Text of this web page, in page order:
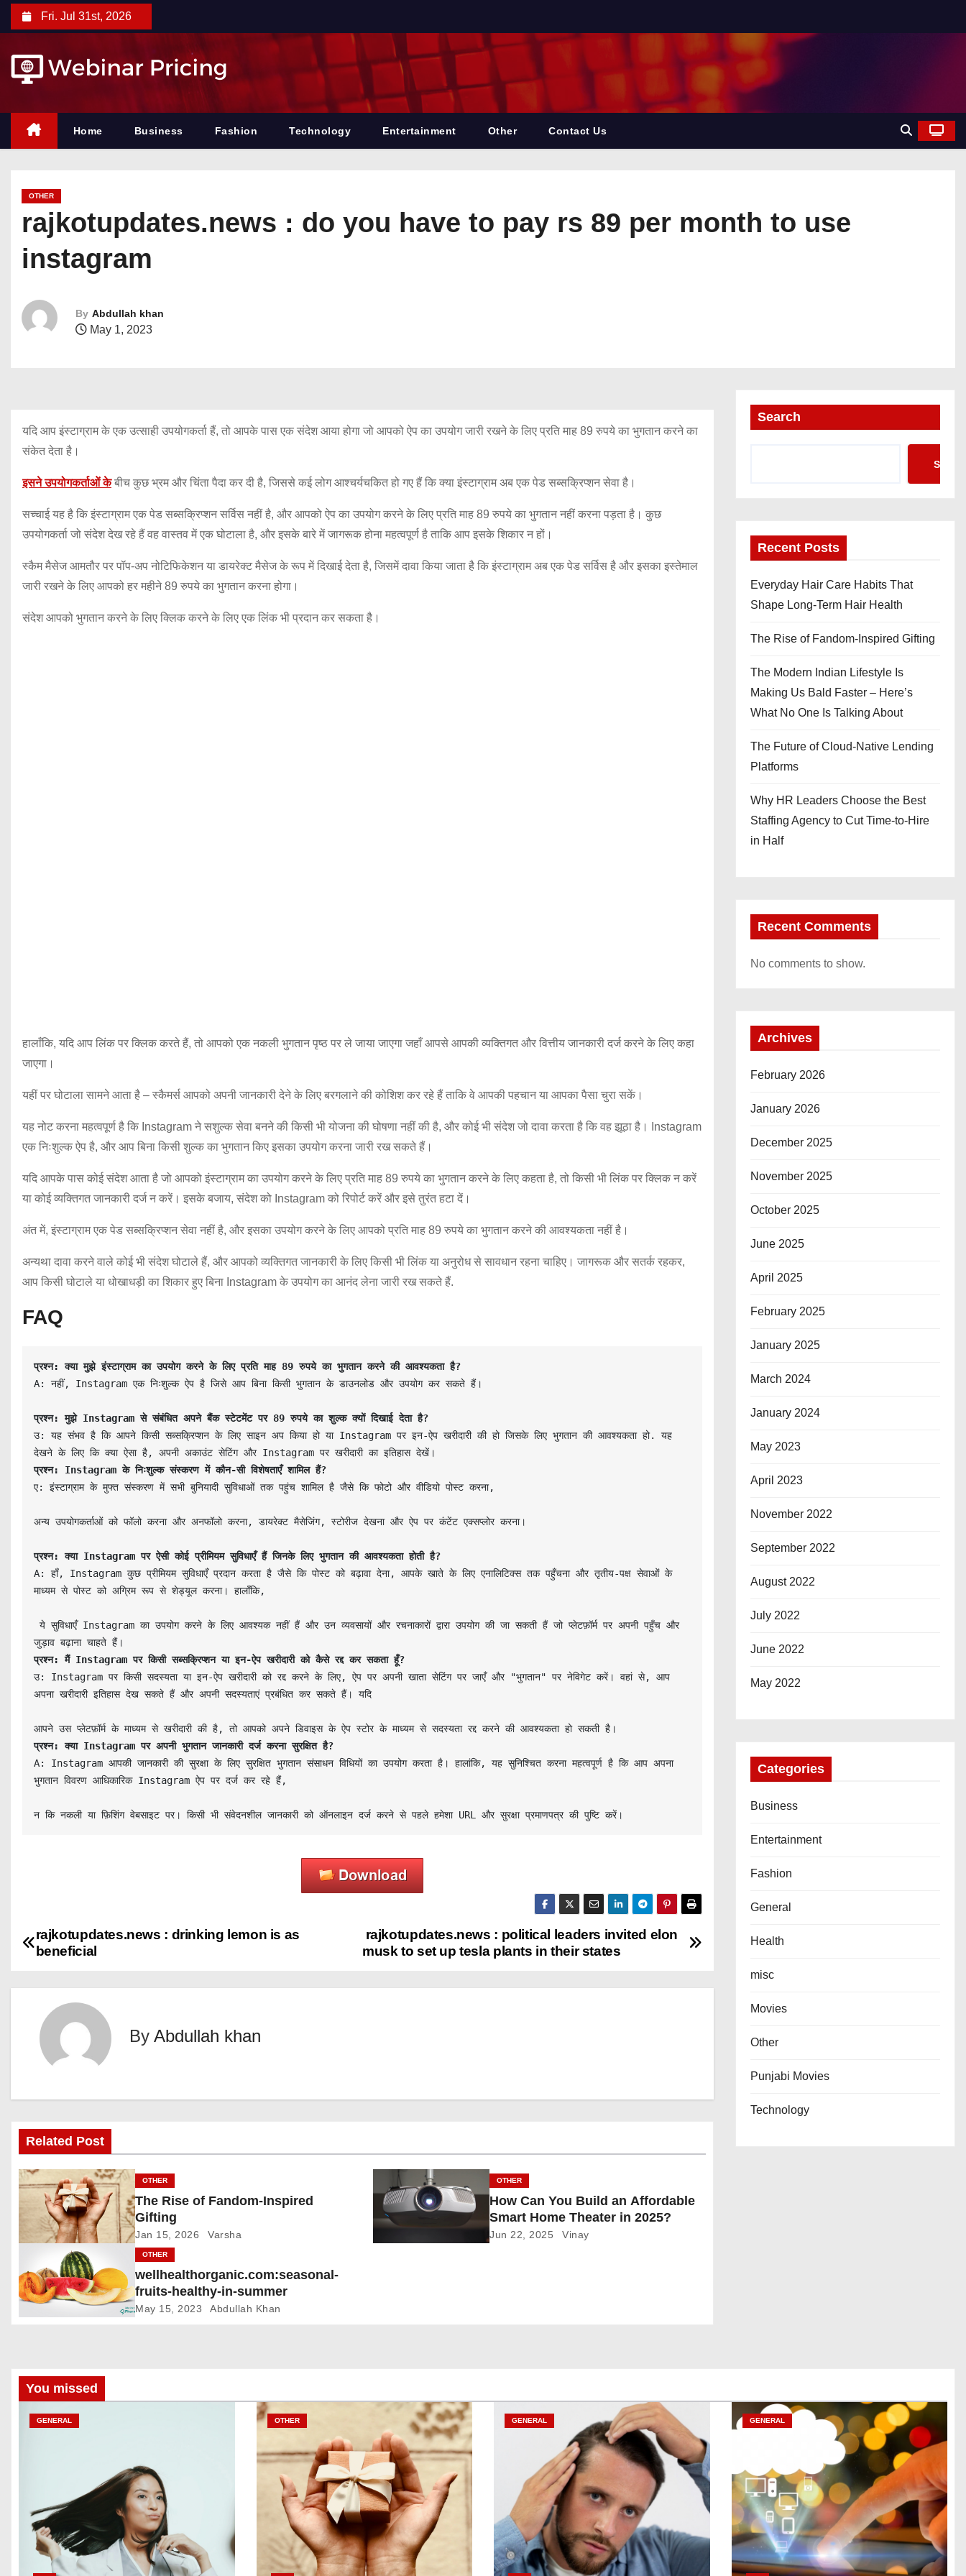
o
Fri. Jul 31st, 2026
Home Business Fashion Technology Entertainment Other Contact Us
OTHER
rajkotupdates.news : do you have to pay rs 89 per month to use
instagram
By Abdullah khan
May 1, 2023
यदि आप इंस्टाग्राम के एक उत्साही उपयोगकर्ता हैं, तो आपके पास एक संदेश आया होगा जो आपको ऐप का उपयोग जारी रखने के लिए प्रति माह 89 रुपये का भुगतान करने का
संकेत देता है।
इसने उपयोगकर्ताओं केबीच कुछ भ्रम और चिंता पैदा कर दी है, जिससे कई लोग आश्चर्यचकित हो गए हैं कि क्या इंस्टाग्राम अब एक पेड सब्सक्रिप्शन सेवा है।
सच्चाई यह है कि इंस्टाग्राम एक पेड सब्सक्रिप्शन सर्विस नहीं है, और आपको ऐप का उपयोग करने के लिए प्रति माह 89 रुपये का भुगतान नहीं करना पड़ता है। कुछ
उपयोगकर्ता जो संदेश देख रहे हैं वह वास्तव में एक घोटाला है, और इसके बारे में जागरूक होना महत्वपूर्ण है ताकि आप इसके शिकार न हों।
स्कैम मैसेज आमतौर पर पॉप-अप नोटिफिकेशन या डायरेक्ट मैसेज के रूप में दिखाई देता है, जिसमें दावा किया जाता है कि इंस्टाग्राम अब एक पेड सर्विस है और इसका इस्तेमाल
जारी रखने के लिए आपको हर महीने 89 रुपये का भुगतान करना होगा।
संदेश आपको भुगतान करने के लिए क्लिक करने के लिए एक लिंक भी प्रदान कर सकता है।
हालाँकि, यदि आप लिंक पर क्लिक करते हैं, तो आपको एक नकली भुगतान पृष्ठ पर ले जाया जाएगा जहाँ आपसे आपकी व्यक्तिगत और वित्तीय जानकारी दर्ज करने के लिए कहा
जाएगा।
यहीं पर घोटाला सामने आता है – स्कैमर्स आपको अपनी जानकारी देने के लिए बरगलाने की कोशिश कर रहे हैं ताकि वे आपकी पहचान या आपका पैसा चुरा सकें।
यह नोट करना महत्वपूर्ण है कि Instagram ने सशुल्क सेवा बनने की किसी भी योजना की घोषणा नहीं की है, और कोई भी संदेश जो दावा करता है कि वह झूठा है। Instagram
एक निःशुल्क ऐप है, और आप बिना किसी शुल्क का भुगतान किए इसका उपयोग करना जारी रख सकते हैं।
यदि आपके पास कोई संदेश आता है जो आपको इंस्टाग्राम का उपयोग करने के लिए प्रति माह 89 रुपये का भुगतान करने के लिए कहता है, तो किसी भी लिंक पर क्लिक न करें
या कोई व्यक्तिगत जानकारी दर्ज न करें। इसके बजाय, संदेश को Instagram को रिपोर्ट करें और इसे तुरंत हटा दें।
अंत में, इंस्टाग्राम एक पेड सब्सक्रिप्शन सेवा नहीं है, और इसका उपयोग करने के लिए आपको प्रति माह 89 रुपये का भुगतान करने की आवश्यकता नहीं है।
अन्यथा दावा करने वाले कोई भी संदेश घोटाले हैं, और आपको व्यक्तिगत जानकारी के लिए किसी भी लिंक या अनुरोध से सावधान रहना चाहिए। जागरूक और सतर्क रहकर,
आप किसी घोटाले या धोखाधड़ी का शिकार हुए बिना Instagram के उपयोग का आनंद लेना जारी रख सकते हैं.
FAQ
प्रश्न: क्या मुझे इंस्टाग्राम का उपयोग करने के लिए प्रति माह 89 रुपये का भुगतान करने की आवश्यकता है?
A: नहीं, Instagram एक निःशुल्क ऐप है जिसे आप बिना किसी भुगतान के डाउनलोड और उपयोग कर सकते हैं।
प्रश्न: मुझे Instagram से संबंधित अपने बैंक स्टेटमेंट पर 89 रुपये का शुल्क क्यों दिखाई देता है?
उ: यह संभव है कि आपने किसी सब्सक्रिप्शन के लिए साइन अप किया हो या Instagram पर इन-ऐप खरीदारी की हो जिसके लिए भुगतान की आवश्यकता हो. यह
प्रश्न: Instagram के निःशुल्क संस्करण में कौन-सी विशेषताएँ शामिल हैं?
ए: इंस्टाग्राम के मुफ्त संस्करण में सभी बुनियादी सुविधाओं तक पहुंच शामिल है जैसे कि फोटो और वीडियो पोस्ट करना,
अन्य उपयोगकर्ताओं को फॉलो करना और अनफॉलो करना, डायरेक्ट मैसेजिंग, स्टोरीज देखना और ऐप पर कंटेंट एक्सप्लोर करना।
प्रश्न: क्या Instagram पर ऐसी कोई प्रीमियम सुविधाएँ हैं जिनके लिए भुगतान की आवश्यकता होती है?
A: हाँ, Instagram कुछ प्रीमियम सुविधाएँ प्रदान करता है जैसे कि पोस्ट को बढ़ावा देना, आपके खाते के लिए एनालिटिक्स तक पहुँचना और तृतीय-पक्ष सेवाओं के
माध्यम से पोस्ट को अग्रिम रूप से शेड्यूल करना। हालाँकि,
प्रश्न: मैं Instagram पर किसी सब्सक्रिप्शन या इन-ऐप खरीदारी को कैसे रद्द कर सकता हूँ?
उ: Instagram पर किसी सदस्यता या इन-ऐप खरीदारी को रद्द करने के लिए, ऐप पर अपनी खाता सेटिंग पर जाएँ और "भुगतान" पर नेविगेट करें। वहां से, आप
अपना खरीदारी इतिहास देख सकते हैं और अपनी सदस्यताएं प्रबंधित कर सकते हैं। यदि
प्रश्न: क्या Instagram पर अपनी भुगतान जानकारी दर्ज करना सुरक्षित है?
A: Instagram आपकी जानकारी की सुरक्षा के लिए सुरक्षित भुगतान संसाधन विधियों का उपयोग करता है। हालांकि, यह सुनिश्चित करना महत्वपूर्ण है कि आप अपना
भुगतान विवरण आधिकारिक Instagram ऐप पर दर्ज कर रहे हैं,
P
i
g
a
t
i
o
rajkotupdates.news : political leaders invited elon
musk to set up tesla plants in their states
rajkotupdates.news : drinking lemon is as
beneficial
By Abdullah khan
Related Post
OTHER
The Rise of Fandom-Inspired
Gifting
Jan 15, 2026 Varsha
OTHER
How Can You Build an Affordable
Smart Home Theater in 2025?
Jun 22, 2025 Vinay
OTHER
wellhealthorganic.com:seasonal-
fruits-healthy-in-summer
May 15, 2023 Abdullah Khan
Search
Recent Posts
Everyday Hair Care Habits That
Shape Long-Term Hair Health
The Rise of Fandom-Inspired Gifting
The Modern Indian Lifestyle Is
Making Us Bald Faster – Here’s
What No One Is Talking About
The Future of Cloud-Native Lending
Platforms
Why HR Leaders Choose the Best
Staffing Agency to Cut Time-to-Hire
in Half
Recent Comments
No comments to show.
Archives
February 2026
January 2026
December 2025
November 2025
October 2025
June 2025
April 2025
February 2025
January 2025
March 2024
January 2024
May 2023
April 2023
November 2022
September 2022
August 2022
July 2022
June 2022
May 2022
Categories
Business
Entertainment
Fashion
General
Health
misc
Movies
Other
Punjabi Movies
Technology
You missed
GENERAL OTHER GENERAL GENERAL